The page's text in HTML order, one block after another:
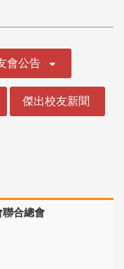
會公告
傑出校友新聞
聯合總會